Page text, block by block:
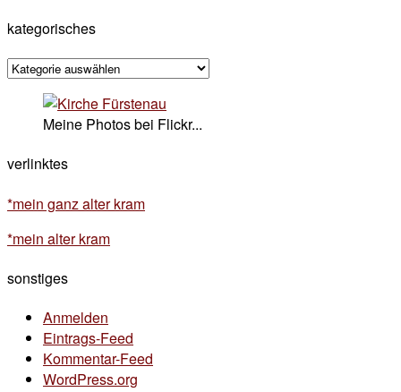
kategorisches
kategorisches
Meine Photos bei Flickr...
verlinktes
*mein ganz alter kram
*mein alter kram
sonstiges
Anmelden
Eintrags-Feed
Kommentar-Feed
WordPress.org